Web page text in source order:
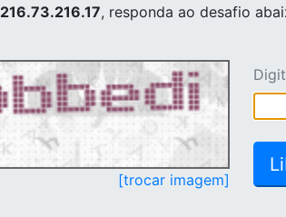
216.73.216.17, responda ao desafio
[trocar imagem]